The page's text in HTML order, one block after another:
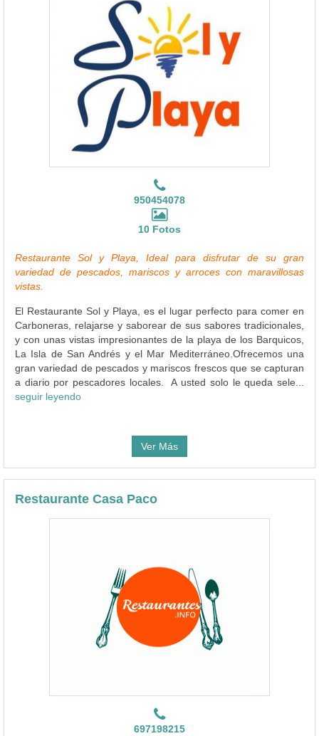
950454078
10 Fotos
Restaurante Sol y Playa, Ideal para disfrutar de su gran
variedad de pescados, mariscos y arroces con maravillosas
vistas.
El Restaurante Sol y Playa, es el lugar perfecto para comer en
Carboneras, relajarse y saborear de sus sabores tradicionales,
y con unas vistas impresionantes de la playa de los Barquicos,
La Isla de San Andrés y el Mar Mediterráneo.Ofrecemos una
gran variedad de pescados y mariscos frescos que se capturan
a diario por pescadores locales. A usted solo le queda sele...
seguir leyendo
Ver Más
Restaurante Casa Paco
697198215